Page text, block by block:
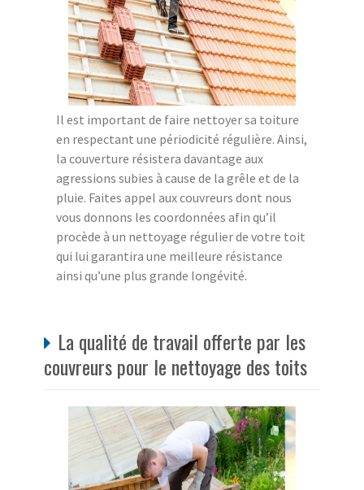
Il est important de faire nettoyer sa toiture
en respectant une périodicité régulière. Ainsi,
la couverture résistera davantage aux
agressions subies à cause de la grêle et de la
pluie. Faites appel aux couvreurs dont nous
vous donnons les coordonnées afin qu’il
procède à un nettoyage régulier de votre toit
qui lui garantira une meilleure résistance
ainsi qu’une plus grande longévité.
La qualité de travail offerte par les
couvreurs pour le nettoyage des toits